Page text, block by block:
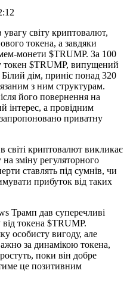
світу криптовалют,
токена, а завдяки
монети $TRUMP. За 100
токен $TRUMP, випущений
дім, приніс понад 320
з ним структурам.
його повернення на
інтерес, а провідним
приватну
світі криптовалют викликає
зміну регуляторного
ставлять під сумнів, чи
прибуток від таких
Трамп дав суперечливі
токена $TRUMP.
особисту вигоду, але
за динамікою токена,
поки він добре
це позитивним